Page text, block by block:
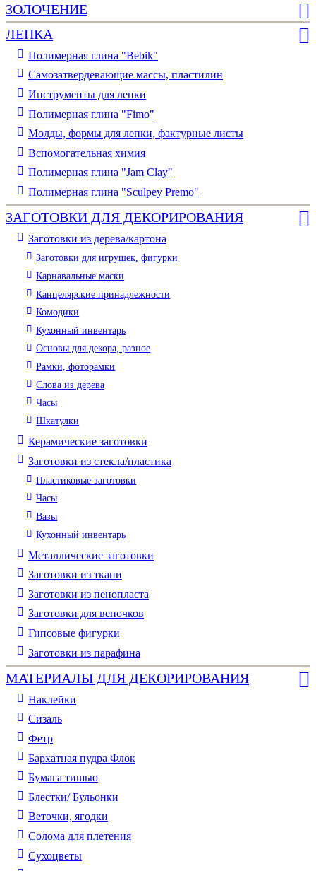
ЗОЛОЧЕНИЕ
ЛЕПКА
Полимерная глина "Bebik"
Самозатвердевающие массы, пластилин
Инструменты для лепки
Полимерная глина "Fimo"
Молды, формы для лепки, фактурные листы
Вспомогательная химия
Полимерная глина "Jam Clay"
Полимерная глина "Sculpey Premo"
ЗАГОТОВКИ ДЛЯ ДЕКОРИРОВАНИЯ
Заготовки из дерева/картона
Заготовки для игрушек, фигурки
Карнавальные маски
Канцелярские принадлежности
Комодики
Кухонный инвентарь
Основы для декора, разное
Рамки, фоторамки
Слова из дерева
Часы
Шкатулки
Керамические заготовки
Заготовки из стекла/пластика
Пластиковые заготовки
Часы
Вазы
Кухонный инвентарь
Металлические заготовки
Заготовки из ткани
Заготовки из пенопласта
Заготовки для веночков
Гипсовые фигурки
Заготовки из парафина
МАТЕРИАЛЫ ДЛЯ ДЕКОРИРОВАНИЯ
Наклейки
Сизаль
Фетр
Бархатная пудра Флок
Бумага тишью
Блестки/ Бульонки
Веточки, ягодки
Солома для плетения
Cухоцветы